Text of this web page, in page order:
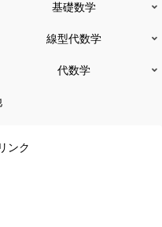
基礎数学
線型代数学
代数学
ンク